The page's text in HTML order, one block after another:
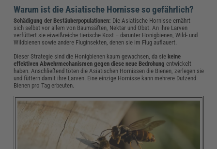
Warum ist die Asiatische Hornisse so gefährlich?
Schädigung der Bestäuberpopulationen: Die Asiatische Hornisse ernährt
sich selbst vor allem von Baumsäften, Nektar und Obst. An ihre Larven
verfüttert sie eiweißreiche tierische Kost – darunter Honigbienen, Wild- und
Wildbienen sowie andere Fluginsekten, denen sie im Flug auflauert.
Dieser Strategie sind die Honigbienen kaum gewachsen, da sie keine
effektiven Abwehrmechanismen gegen diese neue Bedrohung entwickelt
haben. Anschließend töten die Asiatischen Hornissen die Bienen, zerlegen sie
und füttern damit ihre Larven. Eine einzige Hornisse kann mehrere Dutzend
Bienen pro Tag erbeuten.